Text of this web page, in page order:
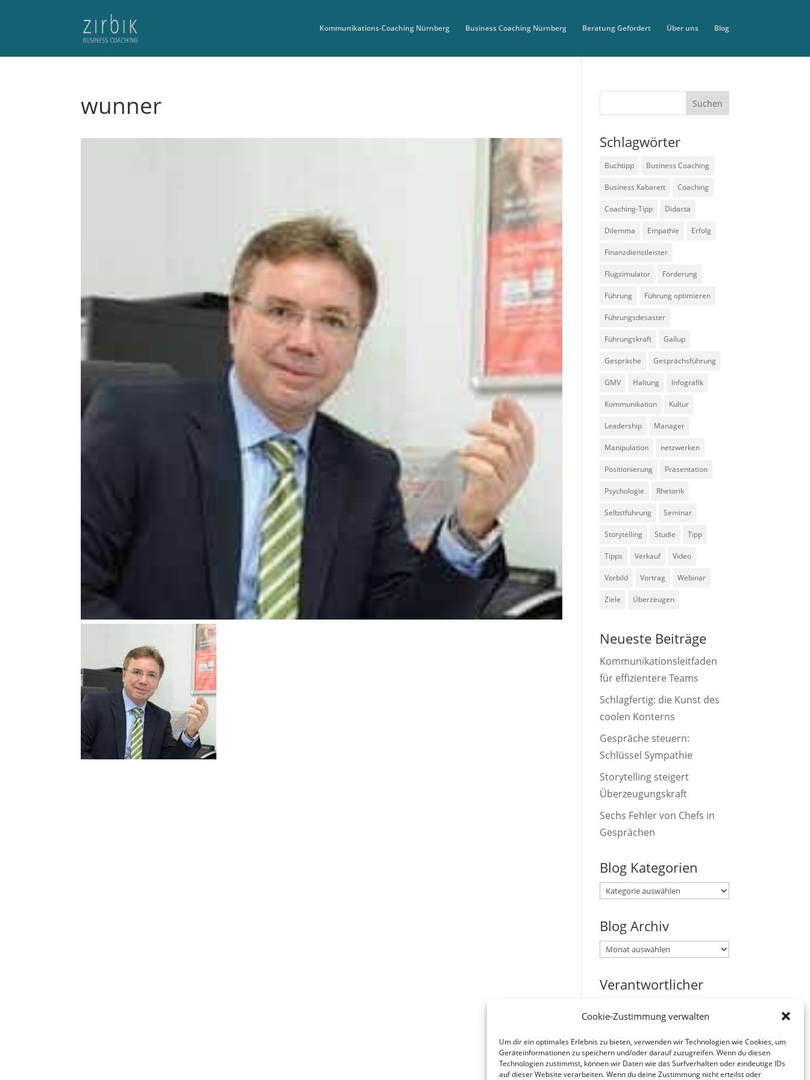
Cookie-Zustimmung verwalten
Um dir ein optimales Erlebnis zu bieten, verwenden wir Technologien wie Cookies, um
Geräteinformationen zu speichern und/oder darauf zuzugreifen. Wenn du diesen
Technologien zustimmst, können wir Daten wie das Surfverhalten oder eindeutige IDs
auf dieser Website verarbeiten. Wenn du deine Zustimmung nicht erteilst oder
Kommunikations-Coaching Nürnberg Business Coaching Nürnberg Beratung Gefördert Über uns Blog
wunner
Schlagwörter
Buchtipp Business Coaching
Business Kabarett Coaching
Coaching-Tipp Didacta
Dilemma Empathie Erfolg
Finanzdienstleister
Flugsimulator Förderung
Führung Führung optimieren
Führungsdesaster
Führungskraft Gallup
Gespräche Gesprächsführung
GMV Haltung Infografik
Kommunikation Kultur
Leadership Manager
Manipulation netzwerken
Positionierung Präsentation
Psychologie Rhetorik
Selbstführung Seminar
Storytelling Studie Tipp
Tipps Verkauf Video
Vorbild Vortrag Webinar
Ziele Überzeugen
Neueste Beiträge
Kommunikationsleitfaden
für effizientere Teams
Schlagfertig: die Kunst des
coolen Konterns
Gespräche steuern:
Schlüssel Sympathie
Storytelling steigert
Überzeugungskraft
Sechs Fehler von Chefs in
Gesprächen
Blog Kategorien
Blog
Blog Archiv
Blog
Verantwortlicher
Abs. 2 MStV:
Jürgen Zirbik, Eichenweg 53,
96149 Breitengüßbach